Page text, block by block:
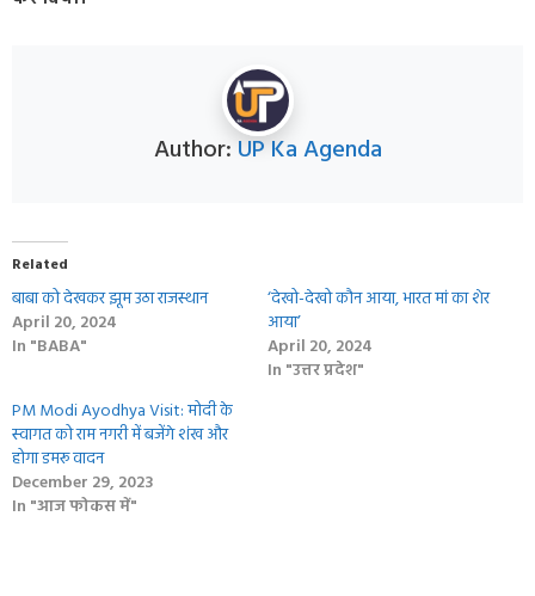
Author: UP Ka Agenda
Related
बाबा को देखकर झूम उठा राजस्‍थान
April 20, 2024
In "BABA"
‘देखो-देखो कौन आया, भारत मां का शेर
आया’
April 20, 2024
In "उत्तर प्रदेश"
PM Modi Ayodhya Visit: मोदी के
स्‍वागत को राम नगरी में बजेंगे शंख और
होगा डमरू वादन
December 29, 2023
In "आज फोकस में"